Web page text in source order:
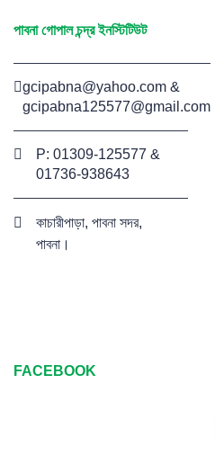
পাবনা গোপাল চন্দ্র ইনস্টিটিউট
gcipabna@yahoo.com &
gcipabna125577@gmail.com
P: 01309-125577 &
01736-938643
কাচারীপাড়া, পাবনা সদর,
পাবনা।
FACEBOOK